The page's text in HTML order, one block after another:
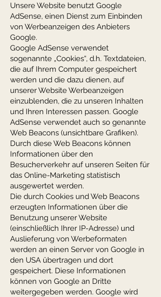
Unsere Website benutzt Google
AdSense, einen Dienst zum Einbinden
von Werbeanzeigen des Anbieters
Google.
Google AdSense verwendet
sogenannte „Cookies“, d.h. Textdateien,
die auf Ihrem Computer gespeichert
werden und die dazu dienen, auf
unserer Website Werbeanzeigen
einzublenden, die zu unseren Inhalten
und Ihren Interessen passen. Google
AdSense verwendet auch so genannte
Web Beacons (unsichtbare Grafiken).
Durch diese Web Beacons können
Informationen über den
Besucherverkehr auf unseren Seiten für
das Online-Marketing statistisch
ausgewertet werden.
Die durch Cookies und Web Beacons
erzeugten Informationen über die
Benutzung unserer Website
(einschließlich Ihrer IP-Adresse) und
Auslieferung von Werbeformaten
werden an einen Server von Google in
den USA übertragen und dort
gespeichert. Diese Informationen
können von Google an Dritte
weitergegeben werden. Google wird